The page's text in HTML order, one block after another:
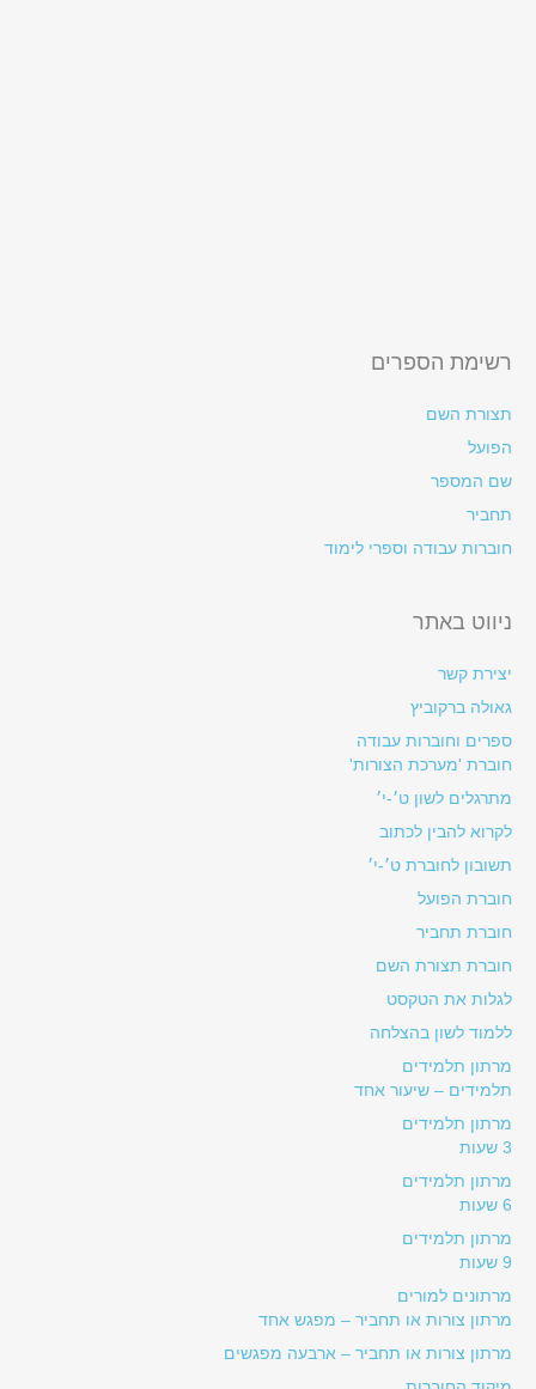
רשימת הספרים
תצורת השם
הפועל
שם המספר
תחביר
חוברות עבודה וספרי לימוד
ניווט באתר
יצירת קשר
גאולה ברקוביץ
ספרים וחוברות עבודה
חוברת 'מערכת הצורות'
מתרגלים לשון ט׳-י׳
לקרוא להבין לכתוב
תשובון לחוברת ט׳-י׳
חוברת הפועל
חוברת תחביר
חוברת תצורת השם
לגלות את הטקסט
ללמוד לשון בהצלחה
מרתון תלמידים
תלמידים – שיעור אחד
מרתון תלמידים
3 שעות
מרתון תלמידים
6 שעות
מרתון תלמידים
9 שעות
מרתונים למורים
מרתון צורות או תחביר – מפגש אחד
מרתון צורות או תחביר – ארבעה מפגשים